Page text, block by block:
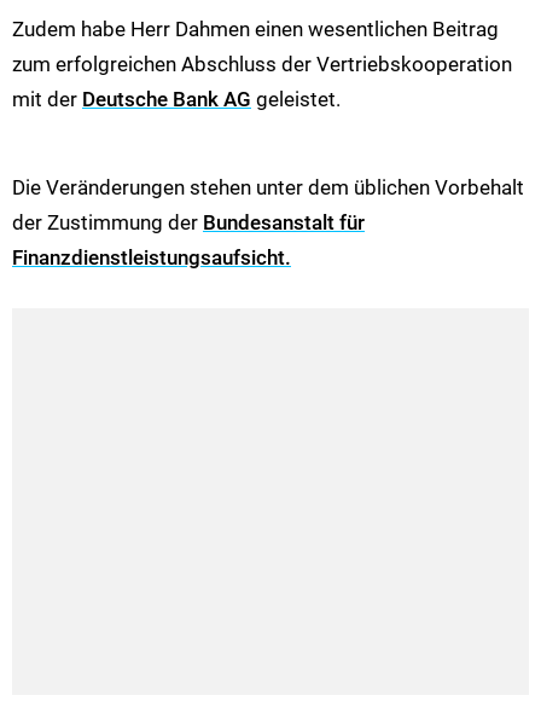
Zudem habe Herr Dahmen einen wesentlichen Beitrag
zum erfolgreichen Abschluss der Vertriebskooperation
mit der Deutsche Bank AG geleistet.
Die Veränderungen stehen unter dem üblichen Vorbehalt
der Zustimmung der Bundesanstalt für
Finanzdienstleistungsaufsicht.